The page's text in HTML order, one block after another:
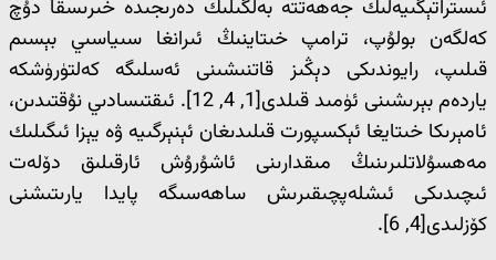
ئىستراتېگىيەلىك جەھەتتە بەلگىلىك دەرىجىدە خىرىسقا دۇچ
كەلگەن بولۇپ، ترامپ خىتاينىڭ ئىرانغا سىياسىي بېسىم
قىلىپ، رايوندىكى دېڭىز قاتنىشىنى ئەسلىگە كەلتۈرۈشكە
ياردەم بېرىشىنى ئۈمىد قىلدى[1, 4, 12]. ئىقتىسادىي نۇقتىدىن،
ئامېرىكا خىتايغا ئېكسپورت قىلىدىغان ئېنېرگىيە ۋە يېزا ئىگىلىك
مەھسۇلاتلىرىنىڭ مىقدارىنى ئاشۇرۇش ئارقىلىق دۆلەت
ئىچىدىكى ئىشلەپچىقىرىش ساھەسىگە پايدا يارىتىشنى
كۆزلىدى[4, 6].